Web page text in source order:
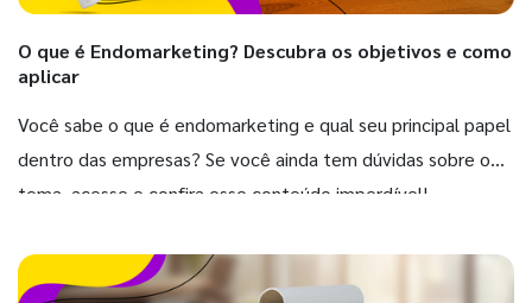
O que é Endomarketing? Descubra os objetivos e como
aplicar
Você sabe o que é endomarketing e qual seu principal papel
dentro das empresas? Se você ainda tem dúvidas sobre o
tema, acesse e confira esse conteúdo imperdível!